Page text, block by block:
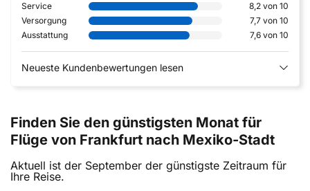
Service
8,2 von 10
Versorgung
7,7 von 10
Ausstattung
7,6 von 10
Neueste Kundenbewertungen lesen
Finden Sie den günstigsten Monat für
Flüge von Frankfurt nach Mexiko-Stadt
Aktuell ist der September der günstigste Zeitraum für
Ihre Reise.